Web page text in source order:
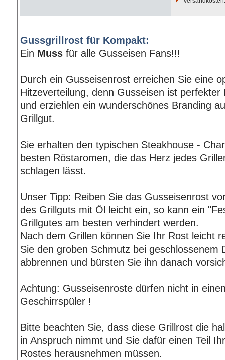
Gussgrillrost für Kompakt:
Ein Muss für alle Gusseisen Fans!!!
Durch ein Gusseisenrost erreichen Sie eine
Hitzeverteilung, denn Gusseisen ist perfekter
und erziehlen ein wunderschönes Branding
Grillgut.
Sie erhalten den typischen Steakhouse -
besten Röstaromen, die das Herz jedes
schlagen lässt.
Unser Tipp: Reiben Sie das Gusseisenrost
des Grillguts mit Öl leicht ein, so kann ein
Grillgutes am besten verhindert werden.
Nach dem Grillen können Sie Ihr Rost leicht
Sie den groben Schmutz bei geschlossenem
abbrennen und bürsten Sie ihn danach
Achtung: Gusseisenroste dürfen nicht in
Geschirrspüler !
Bitte beachten Sie, dass diese Grillrost die
in Anspruch nimmt und Sie dafür einen Teil
Rostes herausnehmen müssen.